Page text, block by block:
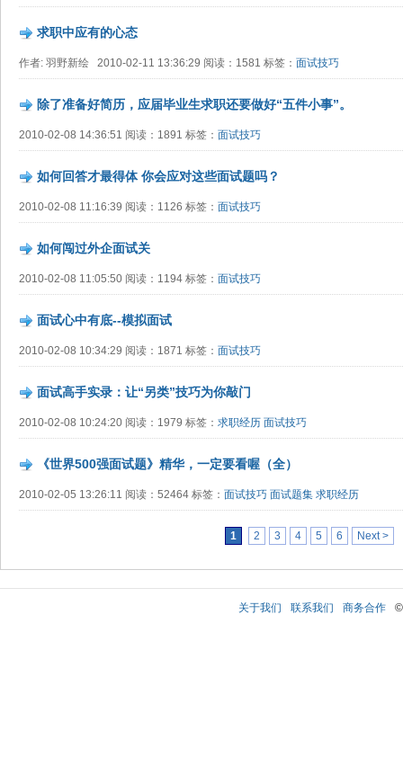
求职中应有的心态
作者: 羽野新绘 2010-02-11 13:36:29 阅读：1581 标签： 面试技巧
除了准备好简历，应届毕业生求职还要做好“五件小事”。
2010-02-08 14:36:51 阅读：1891 标签： 面试技巧
如何回答才最得体 你会应对这些面试题吗？
2010-02-08 11:16:39 阅读：1126 标签： 面试技巧
如何闯过外企面试关
2010-02-08 11:05:50 阅读：1194 标签： 面试技巧
面试心中有底--模拟面试
2010-02-08 10:34:29 阅读：1871 标签： 面试技巧
面试高手实录：让“另类”技巧为你敲门
2010-02-08 10:24:20 阅读：1979 标签： 求职经历 面试技巧
《世界500强面试题》精华，一定要看喔（全）
2010-02-05 13:26:11 阅读：52464 标签： 面试技巧 面试题集 求职经历
1 2 3 4 5 6 Next >
关于我们 联系我们 商务合作